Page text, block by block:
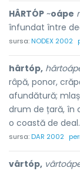
HÂRTÓP ~oápe
înfundat între
sursa:NODEX 2002
hârtóp,
râpă, ponor,
afundătură;
drum de țară, în
o coastă de deal.
sursa:DAR 2002
vârtóp,